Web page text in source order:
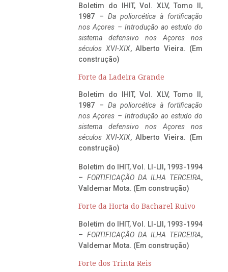
Boletim do IHIT, Vol. XLV, Tomo II,
1987 – Da poliorcética à fortificação
nos Açores – Introdução ao estudo do
sistema defensivo nos Açores nos
séculos XVI-XIX, Alberto Vieira. (Em
construção)
Forte da Ladeira Grande
Boletim do IHIT, Vol. XLV, Tomo II,
1987 – Da poliorcética à fortificação
nos Açores – Introdução ao estudo do
sistema defensivo nos Açores nos
séculos XVI-XIX, Alberto Vieira. (Em
construção)
Boletim do IHIT, Vol. LI-LII, 1993-1994
– FORTIFICAÇÃO DA ILHA TERCEIRA,
Valdemar Mota. (Em construção)
Forte da Horta do Bacharel Ruivo
Boletim do IHIT, Vol. LI-LII, 1993-1994
– FORTIFICAÇÃO DA ILHA TERCEIRA,
Valdemar Mota. (Em construção)
Forte dos Trinta Reis